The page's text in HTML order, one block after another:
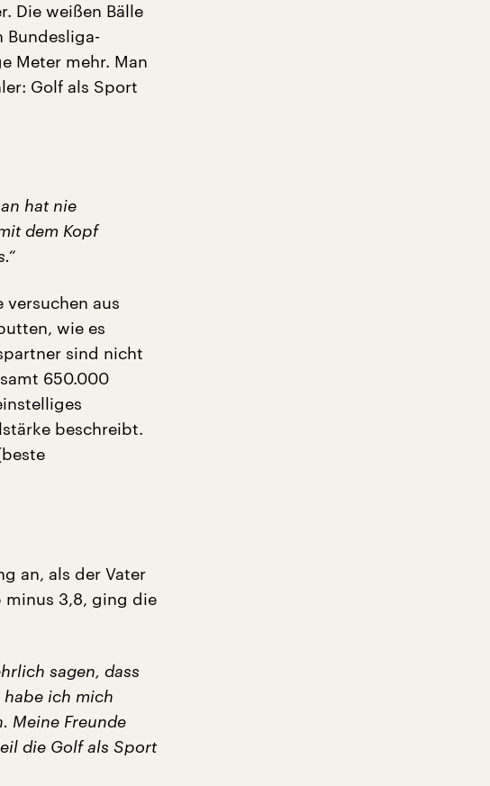
Die weißen Bälle
Bundesliga-
Meter mehr. Man
Golf als Sport
hat nie
dem Kopf
versuchen aus
wie es
sind nicht
650.000
beschreibt.
an, als der Vater
minus 3,8, ging die
sagen, dass
ich mich
Meine Freunde
die Golf als Sport